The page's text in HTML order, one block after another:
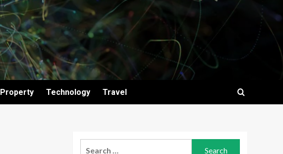
Property Technology Travel